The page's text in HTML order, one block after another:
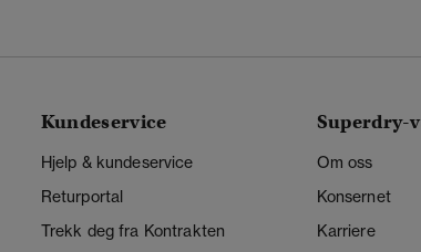
Kundeservice
Hjelp & kundeservice
Returportal
Trekk deg fra Kontrakten
Superdry-
Om oss
Konsernet
Karriere